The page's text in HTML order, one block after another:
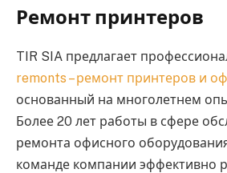
Ремонт принтеров
TIR SIA предлагает
remonts – ремонт принтеров и
основанный на многолетнем
Более 20 лет работы в сфере
ремонта офисного
команде компании эффективно